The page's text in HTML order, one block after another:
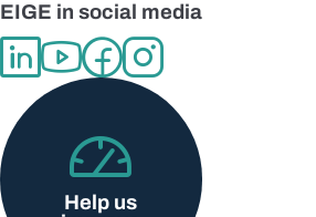
EIGE in social media
Help us